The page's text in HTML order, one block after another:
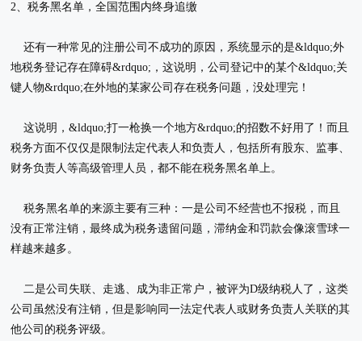
2、税务黑名单，全国范围内终身追缴
还有一种常见的注册公司不成功的原因，系统显示的是&ldquo;外
地税务登记存在障碍&rdquo;，这说明，公司登记中的某个&ldquo;关
键人物&rdquo;在外地的某家公司存在税务问题，没处理完！
这说明，&ldquo;打一枪换一个地方&rdquo;的招数不好用了！而且
税务方面不仅仅是限制法定代表人和负责人，包括所有股东、监事、
财务负责人等高级管理人员，都不能在税务黑名单上。
税务黑名单的来源主要有三种：一是公司不经营也不报税，而且
没有正常注销，最终成为税务遗留问题，滞纳金和罚款会像滚雪球一
样越来越多。
二是公司失联、走逃、成为非正常户，被评为D级纳税人了，这类
公司虽然没有注销，但是影响同一法定代表人或财务负责人关联的其
他公司的税务评级。